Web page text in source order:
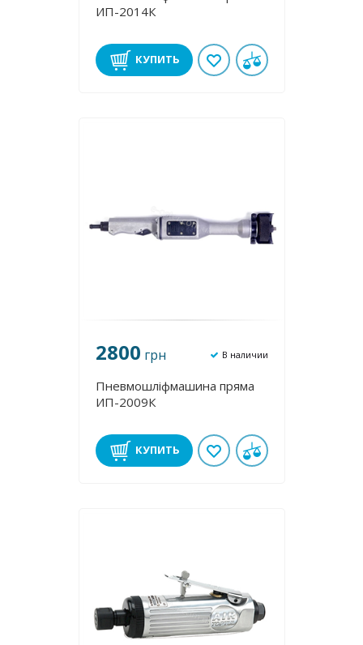
ИП-2014К
КУПИТЬ
2800 грн В наличии
Пневмошліфмашина пряма
ИП-2009К
КУПИТЬ